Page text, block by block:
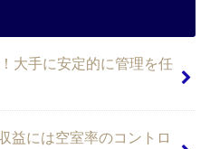
大手に安定的に管理を任
益には空室率のコントロ